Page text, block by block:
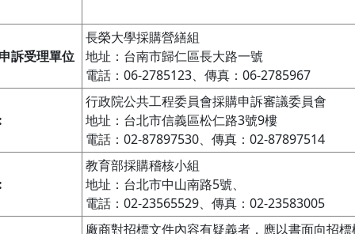
訴受理單位
長榮大學採購營繕組
地址：台南市歸仁區長大路一號
電話：06-2785123、傳真：06-2785967
行政院公共工程委員會採購申訴審議委員會
地址：台北市信義區松仁路3號9樓
電話：02-87897530、傳真：02-87897514
教育部採購稽核小組
地址：台北市中山南路5號、
電話：02-23565529、傳真：02-23583005
廠商對招標文件內容有疑義者，應以書面向招